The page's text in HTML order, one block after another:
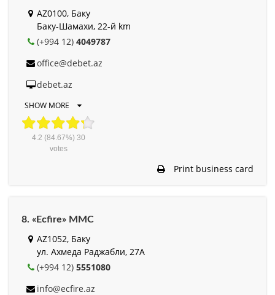
AZ0100, Баку
Баку-Шамахи, 22-й km
(+994 12) 4049787
office@debet.az
debet.az
SHOW MORE
4.2 (84.67%) 30
votes
Print business card
8. «Ecfire» MMC
AZ1052, Баку
ул. Ахмеда Раджабли, 27А
(+994 12) 5551080
info@ecfire.az